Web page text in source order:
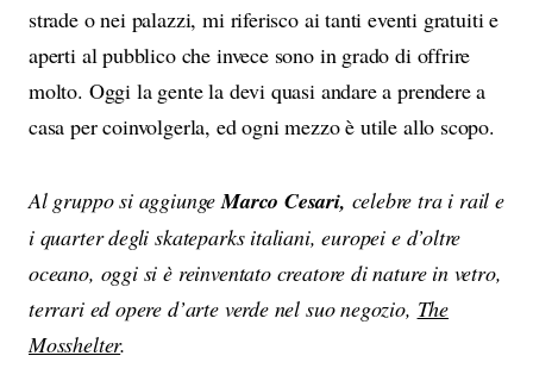
strade o nei palazzi, mi riferisco ai tanti eventi gratuiti e
aperti al pubblico che invece sono in grado di offrire
molto. Oggi la gente la devi quasi andare a prendere a
casa per coinvolgerla, ed ogni mezzo è utile allo scopo.
Al gruppo si aggiungeMarco Cesari, celebre tra i rail e
i quarter degli skateparks italiani, europei e d’oltre
oceano, oggi si è reinventato creatore di nature in vetro,
terrari ed opere d’arte verde nel suo negozio, The
Mosshelter.